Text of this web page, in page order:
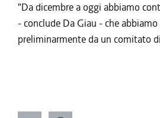
"Da dicembre a oggi abbiamo
- conclude Da Giau - che
preliminarmente da un comitato